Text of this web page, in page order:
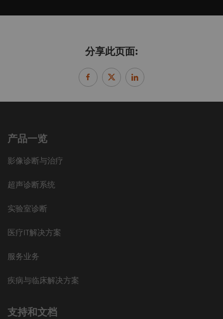
分享此页面:
产品一览
影像诊断与治疗
超声诊断系统
实验室诊断
医疗IT解决方案
服务业务
疾病与临床解决方案
支持和文档